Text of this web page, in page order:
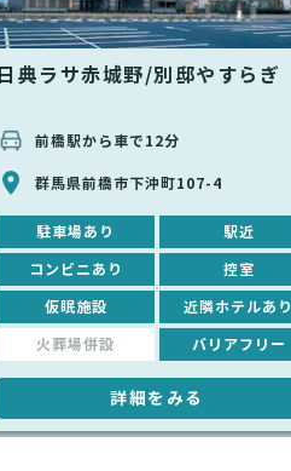
日典ラサ赤城野/別邸やすらぎ
前橋駅から車で12分
群馬県前橋市下沖町107-4
駐車場あり 駅近
コンビニあり 控室
仮眠施設 近隣ホテルあり
火葬場併設 バリアフリー
詳細をみる